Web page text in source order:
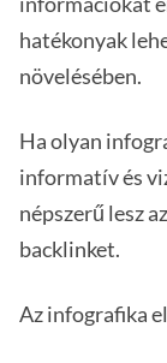
hatékonyak
növelésében.
Ha olyan
informatív és
népszerű lesz
backlinket.
Az infografika